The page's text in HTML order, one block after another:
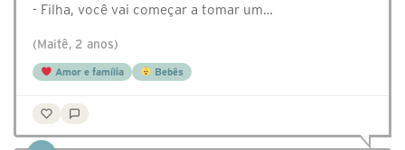
- Filha, você vai começar a tomar um…
(Maitê, 2 anos)
Amor e família Bebês